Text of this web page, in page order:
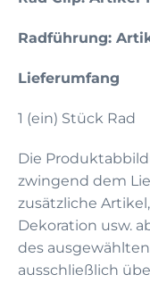
Radführung:
Lieferumfang
1 (ein) Stück Rad
Die
zwingend dem
zusätzliche
Dekoration usw.
des
ausschließlich